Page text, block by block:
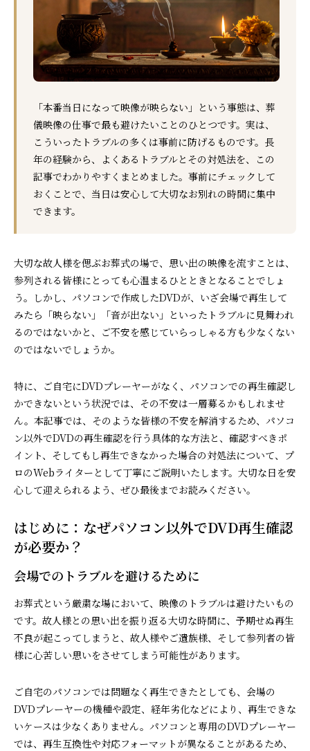
「本番当日になって映像が映らない」という事態は、葬
儀映像の仕事で最も避けたいことのひとつです。実は、
こういったトラブルの多くは事前に防げるものです。長
年の経験から、よくあるトラブルとその対処法を、この
記事でわかりやすくまとめました。事前にチェックして
おくことで、当日は安心して大切なお別れの時間に集中
できます。
大切な故人様を偲ぶお葬式の場で、思い出の映像を流すことは、
参列される皆様にとっても心温まるひとときとなることでしょ
う。しかし、パソコンで作成したDVDが、いざ会場で再生して
みたら「映らない」「音が出ない」といったトラブルに見舞われ
るのではないかと、ご不安を感じていらっしゃる方も少なくない
のではないでしょうか。
特に、ご自宅にDVDプレーヤーがなく、パソコンでの再生確認し
かできないという状況では、その不安は一層募るかもしれませ
ん。本記事では、そのような皆様の不安を解消するため、パソコ
ン以外でDVDの再生確認を行う具体的な方法と、確認すべきポ
イント、そしてもし再生できなかった場合の対処法について、プ
ロのWebライターとして丁寧にご説明いたします。大切な日を安
心して迎えられるよう、ぜひ最後までお読みください。
はじめに：なぜパソコン以外でDVD再生確認
が必要か？
会場でのトラブルを避けるために
お葬式という厳粛な場において、映像のトラブルは避けたいもの
です。故人様との思い出を振り返る大切な時間に、予期せぬ再生
不良が起こってしまうと、故人様やご遺族様、そして参列者の皆
様に心苦しい思いをさせてしまう可能性があります。
ご自宅のパソコンでは問題なく再生できたとしても、会場の
DVDプレーヤーの機種や設定、経年劣化などにより、再生できな
いケースは少なくありません。パソコンと専用のDVDプレーヤー
では、再生互換性や対応フォーマットが異なることがあるため、